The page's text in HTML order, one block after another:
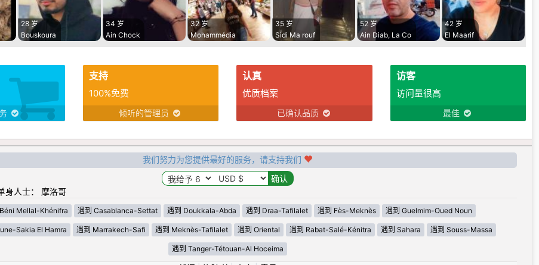
28 岁
Bouskoura
34 岁
Ain Chock
32 岁
Mohammédia
35 岁
Sidi Ma rouf
52 岁
Ain Diab, La Co
42 岁
El Maarif
支持
100%免费
倾听的管理员
认真
优质档案
已确认品质
访客
访问量很高
最佳
我们努力为您提供最好的服务，请支持我们
身人士： 摩洛哥
Mellal-Khénifra 遇到 Casablanca-Settat 遇到 Doukkala-Abda 遇到 Draa-Tafilalet 遇到 Fès-Meknès 遇到 Guelmim-Oued Noun
Sakia El Hamra 遇到 Marrakech-Safi 遇到 Meknès-Tafilalet 遇到 Oriental 遇到 Rabat-Salé-Kénitra 遇到 Sahara 遇到 Souss-Massa
遇到 Tanger-Tétouan-Al Hoceima